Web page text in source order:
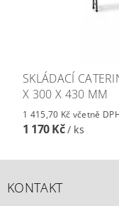
SKLÁDACÍ
X 300 X 430 MM
1 415,70 Kč včetně
1 170 Kč/ ks
KONTAKT